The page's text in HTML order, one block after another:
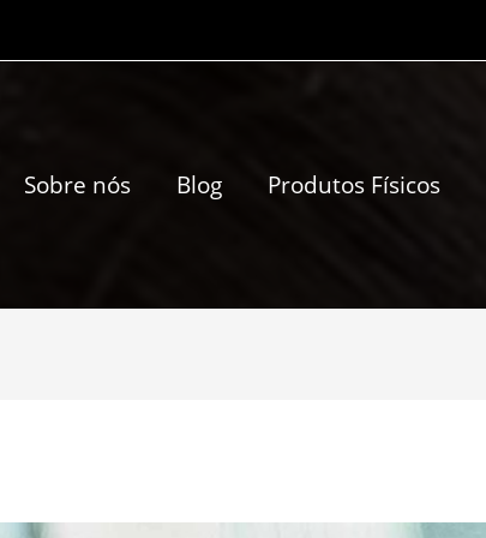
Sobre nós Blog Produtos Físicos